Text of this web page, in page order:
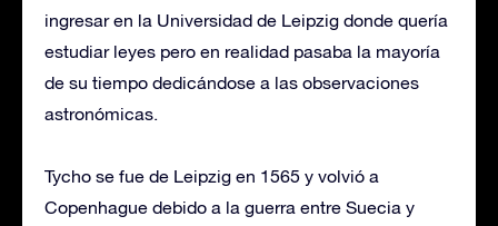
ingresar en la Universidad de Leipzig donde quería
estudiar leyes pero en realidad pasaba la mayoría
de su tiempo dedicándose a las observaciones
astronómicas.
Tycho se fue de Leipzig en 1565 y volvió a
Copenhague debido a la guerra entre Suecia y